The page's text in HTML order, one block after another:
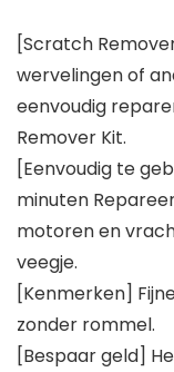
[Scratch
wervelingen of
eenvoudig
Remover Kit.
[Eenvoudig te
minuten
motoren en
veegje.
[Kenmerken]
zonder rommel.
[Bespaar geld]